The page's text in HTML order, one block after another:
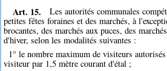
Art. 15.
Les autorités communales
petites fêtes foraines et des marchés, à
brocantes, des marchés aux puces, des
d'hiver, selon les modalités suivantes :
1° le nombre maximum de visiteurs
visiteur par 1,5 mètre courant d'étal ;